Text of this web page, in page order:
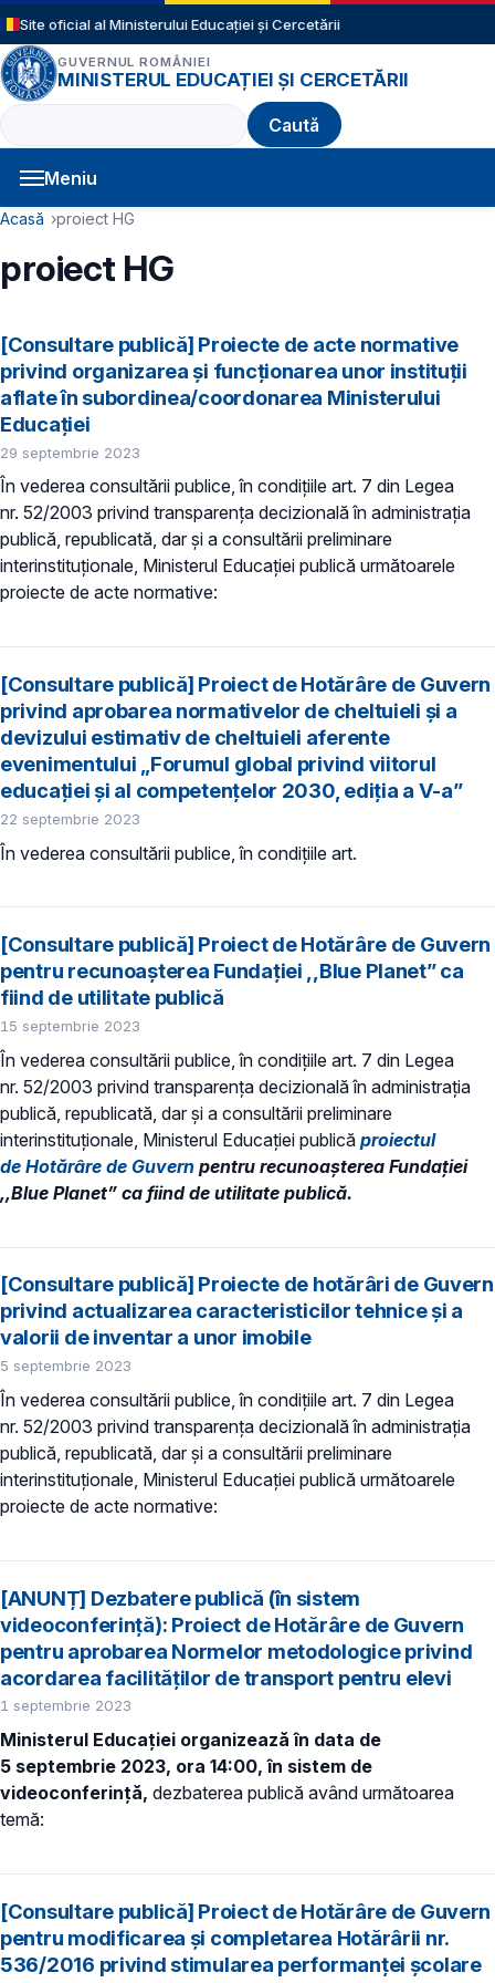
Sari la conținutul principal
Site oficial al Ministerului Educației și Cercetării
GUVERNUL ROMÂNIEI
MINISTERUL EDUCAȚIEI ȘI CERCETĂRII
Caută
Meniu
Navigație principală
Cale de navigare
Acasă proiect HG
proiect HG
[Consultare publică] Proiecte de acte normative
privind organizarea și funcționarea unor instituții
aflate în subordinea/coordonarea Ministerului
Educației
29 septembrie 2023
În vederea consultării publice, în condiţiile art. 7 din Legea
nr. 52/2003 privind transparenţa decizională în administraţia
publică, republicată, dar și a consultării preliminare
interinstituționale, Ministerul Educaţiei publică următoarele
proiecte de acte normative:
[Consultare publică] Proiect de Hotărâre de Guvern
privind aprobarea normativelor de cheltuieli și a
devizului estimativ de cheltuieli aferente
evenimentului „Forumul global privind viitorul
educației și al competențelor 2030, ediția a V-a”
22 septembrie 2023
În vederea consultării publice, în condiţiile art.
[Consultare publică] Proiect de Hotărâre de Guvern
pentru recunoaşterea Fundației ,,Blue Planet” ca
fiind de utilitate publică
15 septembrie 2023
În vederea consultării publice, în condiţiile art. 7 din Legea
nr. 52/2003 privind transparenţa decizională în administraţia
publică, republicată, dar și a consultării preliminare
interinstituționale, Ministerul Educaţiei publică proiectul
de Hotărâre de Guvern pentru recunoaşterea Fundației
,,Blue Planet” ca fiind de utilitate publică.
[Consultare publică] Proiecte de hotărâri de Guvern
privind actualizarea caracteristicilor tehnice și a
valorii de inventar a unor imobile
5 septembrie 2023
În vederea consultării publice, în condiţiile art. 7 din Legea
nr. 52/2003 privind transparenţa decizională în administraţia
publică, republicată, dar și a consultării preliminare
interinstituționale, Ministerul Educaţiei publică următoarele
proiecte de acte normative:
[ANUNȚ] Dezbatere publică (în sistem
videoconferință): Proiect de Hotărâre de Guvern
pentru aprobarea Normelor metodologice privind
acordarea facilităţilor de transport pentru elevi
1 septembrie 2023
Ministerul Educației organizează în data de
5 septembrie 2023, ora 14:00, în sistem de
videoconferință, dezbaterea publică având următoarea
temă:
[Consultare publică] Proiect de Hotărâre de Guvern
pentru modificarea și completarea Hotărârii nr.
536/2016 privind stimularea performanței școlare